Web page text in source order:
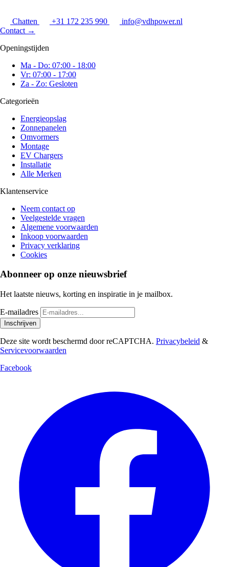
Chatten +31 172 235 990
info@vdhpower.nl
Contact →
Openingstijden
Ma - Do: 07:00 - 18:00
Vr: 07:00 - 17:00
Za - Zo: Gesloten
Categorieën
Energieopslag
Zonnepanelen
Omvormers
Montage
EV Chargers
Installatie
Alle Merken
Klantenservice
Neem contact op
Veelgestelde vragen
Algemene voorwaarden
Inkoop voorwaarden
Privacy verklaring
Cookies
Abonneer op onze nieuwsbrief
Het laatste nieuws, korting en inspiratie in je mailbox.
E-mailadres
Inschrijven
Deze site wordt beschermd door reCAPTCHA. Privacybeleid &
Servicevoorwaarden
Facebook